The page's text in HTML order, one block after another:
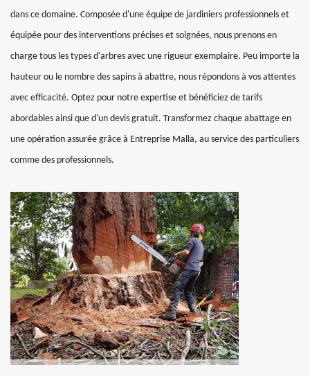
dans ce domaine. Composée d'une équipe de jardiniers professionnels et
équipée pour des interventions précises et soignées, nous prenons en
charge tous les types d'arbres avec une rigueur exemplaire. Peu importe la
hauteur ou le nombre des sapins à abattre, nous répondons à vos attentes
avec efficacité. Optez pour notre expertise et bénéficiez de tarifs
abordables ainsi que d'un devis gratuit. Transformez chaque abattage en
une opération assurée grâce à Entreprise Malla, au service des particuliers
comme des professionnels.